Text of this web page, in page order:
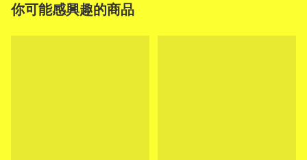
你可能感興趣的商品